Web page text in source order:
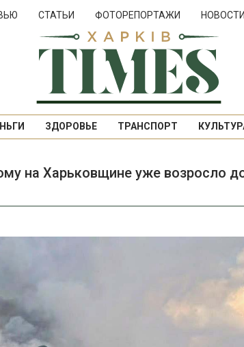
СТАТЬИ ФОТОРЕПОРТАЖИ
ЗДОРОВЬЕ ТРАНСПОРТ
на Харьковщине уже возросло